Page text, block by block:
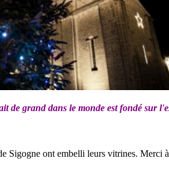
de grand dans le monde est fondé sur
Sigogne ont embelli leurs vitrines. Merci